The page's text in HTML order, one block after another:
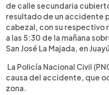
de calle secundaria
resultado de un accidente
cabezal, con su respectivo
a las 5:30 de la mañana
San José La Majada, en
La Policía Nacional Civil
causa del accidente, que
zona.